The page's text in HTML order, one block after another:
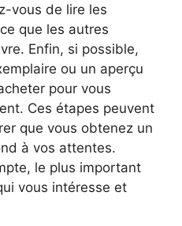
vous de lire les
que les autres
Enfin, si possible,
ou un aperçu
pour vous
Ces étapes peuvent
que vous obtenez un
à vos attentes.
le plus important
vous intéresse et